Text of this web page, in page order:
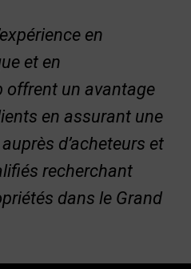
en
et en
offrent un avantage
en assurant une
d’acheteurs et
recherchant
dans le Grand